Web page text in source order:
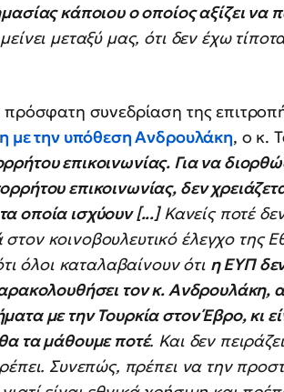
κάποιου ο οποίος αξίζει να
μεταξύ μας, ότι δεν έχω
συνεδρίαση της
με την υπόθεση Ανδρουλάκη, ο κ.
επικοινωνίας. Για να
επικοινωνίας, δεν
οποία ισχύουν [...]Κανείς ποτέ
κοινοβουλευτικό έλεγχο της
όλοι καταλαβαίνουν ότι η ΕΥΠ
τον κ. Ανδρουλάκη,
με την Τουρκία στον Έβρο, κι
τα μάθουμε ποτέ. Και δεν
Συνεπώς, πρέπει να την